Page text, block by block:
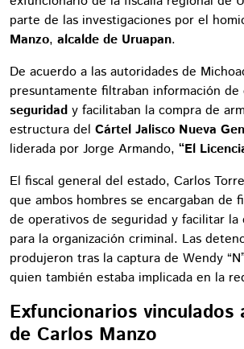
parte de las investigaciones por el
Manzo, alcalde de Uruapan.
De acuerdo a las autoridades de
presuntamente filtraban información de
seguridad y facilitaban la compra de
estructura del Cártel Jalisco Nueva
liderada por Jorge Armando, “El
El fiscal general del estado, Carlos
que ambos hombres se encargaban de
de operativos de seguridad y facilitar la
para la organización criminal. Las
produjeron tras la captura de Wendy
quien también estaba implicada en la
Exfuncionarios vinculados
de Carlos Manzo